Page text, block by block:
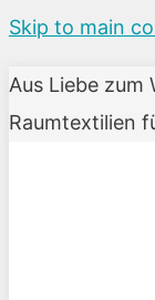
Skip to main
Aus Liebe zum
Raumtextilien